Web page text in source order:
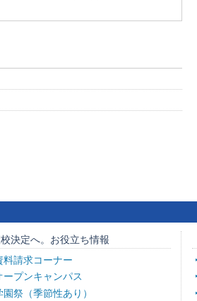
決定へ。お役立ち情報
料請求コーナー
ープンキャンパス
園祭（季節性あり）